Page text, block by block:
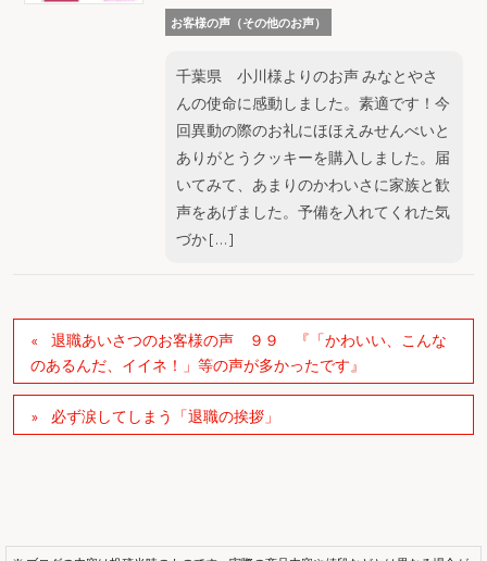
お客様の声（その他のお声）
千葉県 小川様よりのお声 みなとやさ
んの使命に感動しました。素適です！今
回異動の際のお礼にほほえみせんべいと
ありがとうクッキーを購入しました。届
いてみて、あまりのかわいさに家族と歓
声をあげました。予備を入れてくれた気
づか […]
退職あいさつのお客様の声 ９９ 『「かわいい、こんな
のあるんだ、イイネ！」等の声が多かったです』
必ず涙してしまう「退職の挨拶」